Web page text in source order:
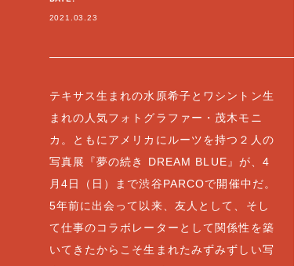
2021.03.23
テキサス生まれの水原希子とワシントン生
まれの人気フォトグラファー・茂木モニ
カ。ともにアメリカにルーツを持つ２人の
写真展『夢の続き DREAM BLUE』が、4
月4日（日）まで渋谷PARCOで開催中だ。
5年前に出会って以来、友人として、そし
て仕事のコラボレーターとして関係性を築
いてきたからこそ生まれたみずみずしい写